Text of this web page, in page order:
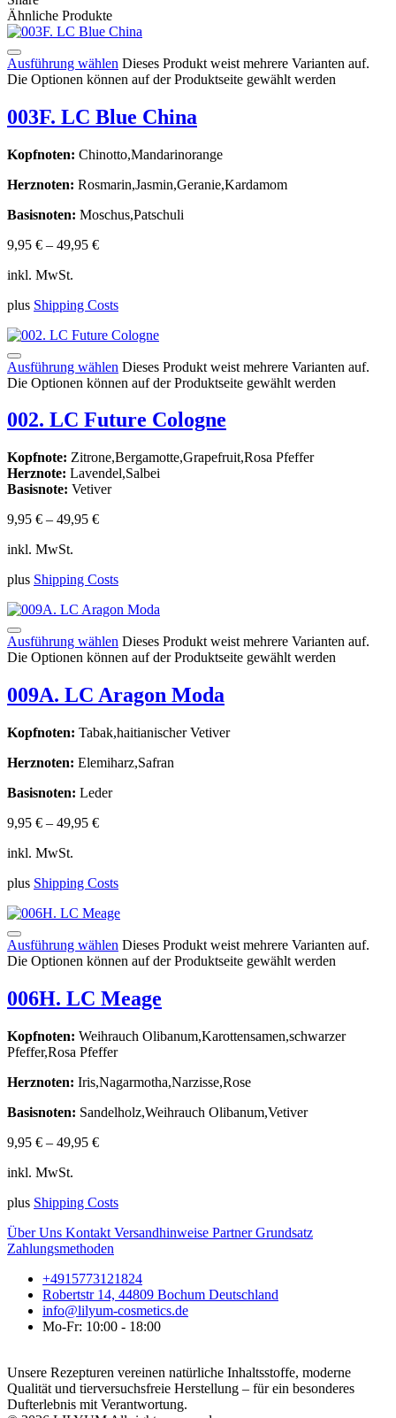
Ähnliche Produkte
Ausführung wählen Dieses Produkt weist mehrere Varianten auf.
Die Optionen können auf der Produktseite gewählt werden
003F. LC Blue China
Kopfnoten: Chinotto,Mandarinorange
Herznoten: Rosmarin,Jasmin,Geranie,Kardamom
Basisnoten: Moschus,Patschuli
9,95 € – 49,95 €
inkl. MwSt.
plus Shipping Costs
Ausführung wählen Dieses Produkt weist mehrere Varianten auf.
Die Optionen können auf der Produktseite gewählt werden
002. LC Future Cologne
Kopfnote: Zitrone,Bergamotte,Grapefruit,Rosa Pfeffer
Herznote: Lavendel,Salbei
Basisnote: Vetiver
9,95 € – 49,95 €
inkl. MwSt.
plus Shipping Costs
Ausführung wählen Dieses Produkt weist mehrere Varianten auf.
Die Optionen können auf der Produktseite gewählt werden
009A. LC Aragon Moda
Kopfnoten: Tabak,haitianischer Vetiver
Herznoten: Elemiharz,Safran
Basisnoten: Leder
9,95 € – 49,95 €
inkl. MwSt.
plus Shipping Costs
Ausführung wählen Dieses Produkt weist mehrere Varianten auf.
Die Optionen können auf der Produktseite gewählt werden
006H. LC Meage
Kopfnoten: Weihrauch Olibanum,Karottensamen,schwarzer
Pfeffer,Rosa Pfeffer
Herznoten: Iris,Nagarmotha,Narzisse,Rose
Basisnoten: Sandelholz,Weihrauch Olibanum,Vetiver
9,95 € – 49,95 €
inkl. MwSt.
plus Shipping Costs
Über Uns Kontakt Versandhinweise PartnerGrundsatz
Zahlungsmethoden
+4915773121824
Robertstr 14, 44809 Bochum Deutschland
info@lilyum-cosmetics.de
Mo-Fr: 10:00 - 18:00
Unsere Rezepturen vereinen natürliche Inhaltsstoffe, moderne
Qualität und tierversuchsfreie Herstellung – für ein besonderes
Dufterlebnis mit Verantwortung.